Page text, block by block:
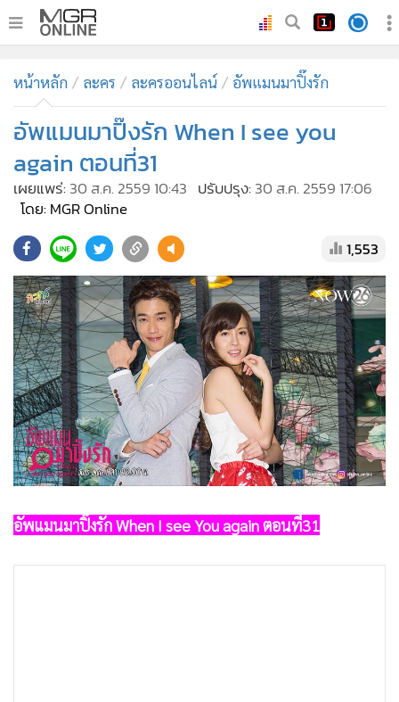
ทันเหตุการณ์
• ภาคใต้
ภูมิภาค
Online Section
บันเทิง
• ผู้จัดการรายวัน
• คอลัมนิสต์
• ละคร
• CbizReview
• Cyber BIZ
• ผู้จัดกวน
• Good health & Well-being
• Green Innovation & SD
• Management & HR
• MGR Live
• Infographic
• การเมือง
• ท่องเที่ยว
หน้าหลัก ละคร ละครออนไลน์ อัพแมนมาปิ๊งรัก
อัพแมนมาปิ๊งรัก When I see you
again ตอนที่31
เผยแพร่: 30 ส.ค. 2559 10:43 ปรับปรุง: 30 ส.ค. 2559 17:06
โดย: MGR Online
1,553
อัพแมนมาปิ๊งรัก When I see You again ตอนที่31